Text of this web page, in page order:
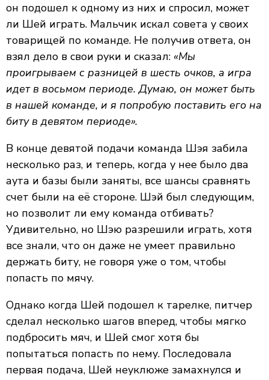
он подошел к одному из них и спросил, может
ли Шей играть. Мальчик искал совета у своих
товарищей по команде. Не получив ответа, он
взял дело в свои руки и сказал: «Мы
проигрываем с разницей в шесть очков, а игра
идет в восьмом периоде. Думаю, он может быть
в нашей команде, и я попробую поставить его на
биту в девятом периоде».
В конце девятой подачи команда Шэя забила
несколько раз, и теперь, когда у нее было два
аута и базы были заняты, все шансы сравнять
счет были на её стороне. Шэй был следующим,
но позволит ли ему команда отбивать?
Удивительно, но Шэю разрешили играть, хотя
все знали, что он даже не умеет правильно
держать биту, не говоря уже о том, чтобы
попасть по мячу.
Однако когда Шей подошел к тарелке, питчер
сделал несколько шагов вперед, чтобы мягко
подбросить мяч, и Шей смог хотя бы
попытаться попасть по нему. Последовала
первая подача, Шей неуклюже замахнулся и